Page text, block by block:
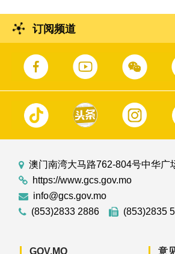
订阅频道
澳门南湾大马路762-804号中华广
https://www.gcs.gov.mo
info@gcs.gov.mo
(853)2833 2886
(853)2835
GOV.MO 意